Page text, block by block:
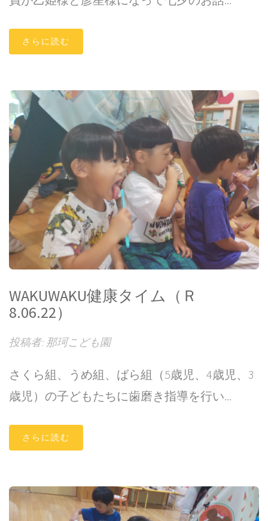
さらに読む
WAKUWAKU健康タイム（Ｒ
8.06.22）
投稿者: 那珂こども園
さくら組、うめ組、ばら組（5歳児、4歳児、3
歳児）の子どもたちに歯磨き指導を行い...
さらに読む